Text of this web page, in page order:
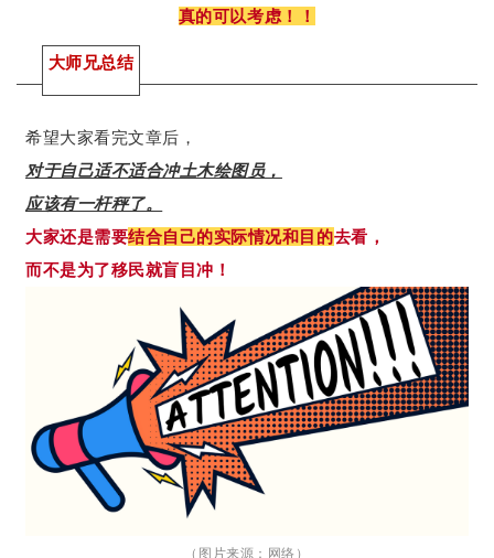
真的可以考虑！！
大师兄总结
希望大家看完文章后，
对于自己适不适合冲土木绘图员，
应该有一杆秤了。
大家还是需要结合自己的实际情况和目的去看，
而不是为了移民就盲目冲！
（图片来源：网络）